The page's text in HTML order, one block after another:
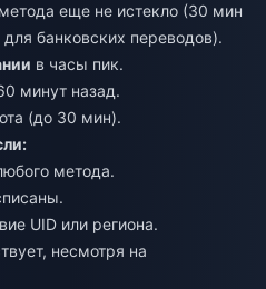
еще не истекло (30 мин
банковских переводов).
в часы пик.
минут назад.
(до 30 мин).
метода.
UID или региона.
несмотря на